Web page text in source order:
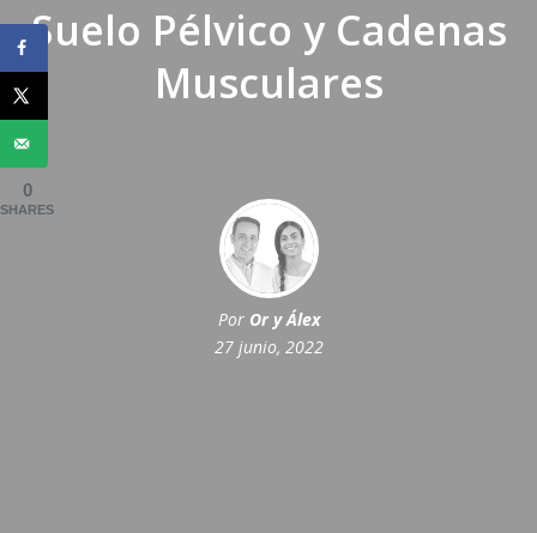
Suelo Pélvico y Cadenas
Musculares
Por Or y Álex
27 junio, 2022
0
SHARES